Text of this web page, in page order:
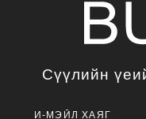
Сүүлийн